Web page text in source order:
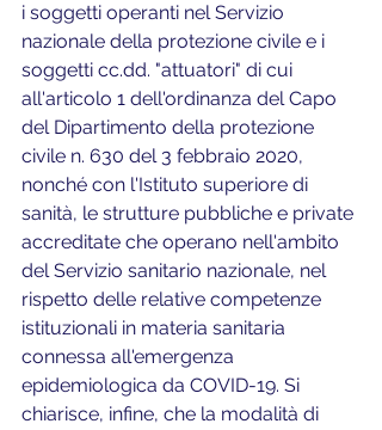
i soggetti operanti nel Servizio
nazionale della protezione civile e i
soggetti cc.dd. "attuatori" di cui
all'articolo 1 dell'ordinanza del Capo
del Dipartimento della protezione
civile n. 630 del 3 febbraio 2020,
nonché con l'Istituto superiore di
sanità, le strutture pubbliche e private
accreditate che operano nell'ambito
del Servizio sanitario nazionale, nel
rispetto delle relative competenze
istituzionali in materia sanitaria
connessa all'emergenza
epidemiologica da COVID-19. Si
chiarisce, infine, che la modalità di